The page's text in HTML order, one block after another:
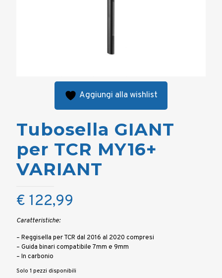
Aggiungi alla wishlist
Tubosella GIANT
per TCR MY16+
VARIANT
€ 122,99
Caratteristiche:
– Reggisella per TCR dal 2016 al 2020 compresi
– Guida binari compatibile 7mm e 9mm
– In carbonio
Solo 1 pezzi disponibili